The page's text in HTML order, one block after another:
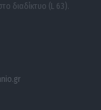
διαδίκτυο (L 63).